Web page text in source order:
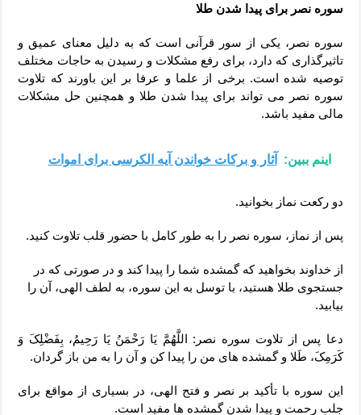
سوره نصر برای پیدا شدن طلا
سوره نصر، یکی از سور قرآنی است که به دلیل معنای عمیق و
تاثیرگذاری که دارد، برای رفع مشکلات و رسیدن به حاجات مختلف
توصیه شده است. برخی از علما و عرفا بر این باورند که تلاوت
سوره نصر می تواند برای پیدا شدن طلا و همچنین حل مشکلات
مالی مفید باشد.
اینم ببین: آثار و برکات خواندن آیه الکرسی برای اموات
دو رکعت نماز بخوانید.
پس از نماز، سوره نصر را به طور کامل با حضور قلب تلاوت کنید.
از خداوند بخواهید که گمشده شما را پیدا کند و در صورتی که در
جستجوی طلا هستید، با توسل به این سوره، به لطف الهی، آن را
بیابید.
دعا پس از تلاوت سوره نصر: اللَّهُمَّ یَا رَحْمَنُ یَا رَحِیمُ، بِفَضْلِکَ وَ
کَرَمِکَ، طَلا و گمشده های من را پیدا کن و آن را به من باز گردان.
این سوره با تأکید بر نصر و فتح الهی، در بسیاری از مواقع برای
جلب رحمت و پیدا شدن گمشده ها مفید است.